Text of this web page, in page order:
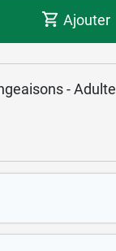
Ajouter
- Adulte